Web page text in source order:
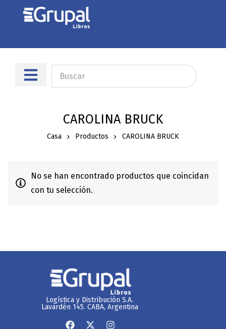
CAROLINA BRUCK
Casa Productos CAROLINA BRUCK
No se han encontrado productos que coincidan
con tu selección.
Logística y Distribución S.A.
Lavardén 145. CABA, Argentina